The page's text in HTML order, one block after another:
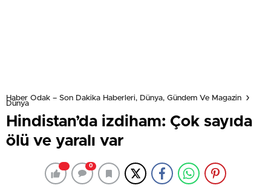
Haber Odak – Son Dakika Haberleri, Dünya, Gündem Ve Magazin
Dünya
Hindistan’da izdiham: Çok sayıda
ölü ve yaralı var
0